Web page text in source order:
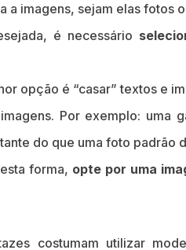
a imagens, sejam elas fotos
é necessário
opção é “casar” textos e
Por exemplo: uma
do que uma foto padrão
forma, opte por uma
costumam utilizar